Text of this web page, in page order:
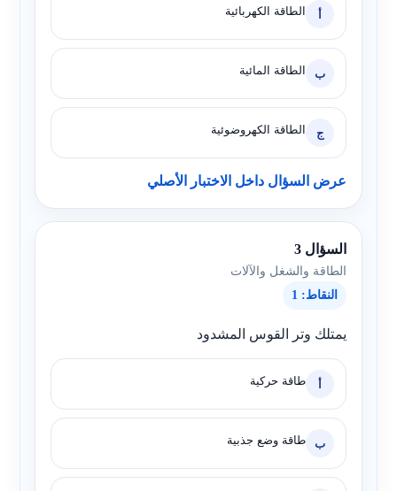
أ الطاقة الكهربائية
ب الطاقة المائية
ج الطاقة الكهروضوئية
عرض السؤال داخل الاختبار الأصلي
السؤال 3
الطاقة والشغل والآلات
النقاط: 1
يمتلك وتر القوس المشدود
أ طاقة حركية
ب طاقة وضع جذبية